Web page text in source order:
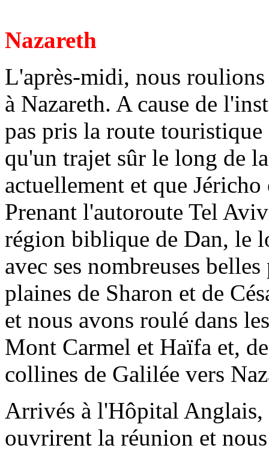
Nazareth
L'après-midi, nous
à Nazareth. A cause de
pas pris la route
qu'un trajet sûr le long de
actuellement et que
Prenant l'autoroute Tel
région biblique de Dan, le
avec ses nombreuses
plaines de Sharon et de
et nous avons roulé dans
Mont Carmel et Haïfa et,
collines de Galilée vers
Arrivés à l'Hôpital Anglais,
ouvrirent la réunion et